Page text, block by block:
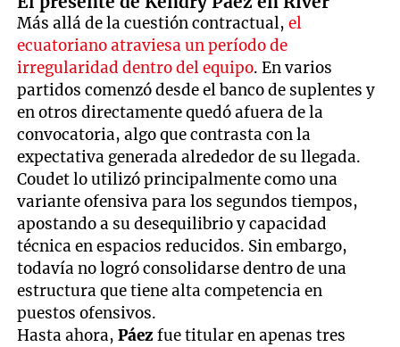
Más allá de la cuestión contractual,el
ecuatoriano atraviesa un período de
irregularidad dentro del equipo. En varios
partidos comenzó desde el banco de suplentes y
en otros directamente quedó afuera de la
convocatoria, algo que contrasta con la
expectativa generada alrededor de su llegada.
Coudet lo utilizó principalmente como una
variante ofensiva para los segundos tiempos,
apostando a su desequilibrio y capacidad
técnica en espacios reducidos. Sin embargo,
todavía no logró consolidarse dentro de una
estructura que tiene alta competencia en
puestos ofensivos.
Hasta ahora,Páezfue titular en apenas tres